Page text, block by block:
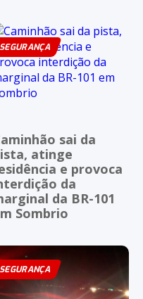
SEGURANÇA
sai da
atinge
e provoca
da
da BR-101
Sombrio
SEGURANÇA